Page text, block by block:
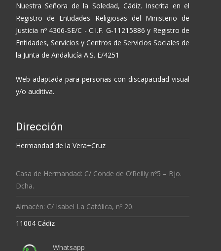
Nuestra Señora de la Soledad, Cádiz. Inscrita en el
Registro de Entidades Religiosas del Ministerio de
Justicia nº 4306-SE/C - C.I.F. G-11215886 y Registro de
Entidades, Servicios y Centros de Servicios Sociales de
la Junta de Andalucía A.S. E/4251
Web adaptada para personas con discapacidad visual
y/o auditiva.
Dirección
Hermandad de la Vera+Cruz
Casa de Hermandad: C/ Conde de O’Reilly nº5 – Bjo.
Dcha.
Almacén: C/ Isabel La Católica, nº 20.
11004 Cádiz
Whatsapp